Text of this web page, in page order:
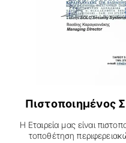
Πιστοποιημένος
Η Εταιρεία μας είναι
τοποθέτηση